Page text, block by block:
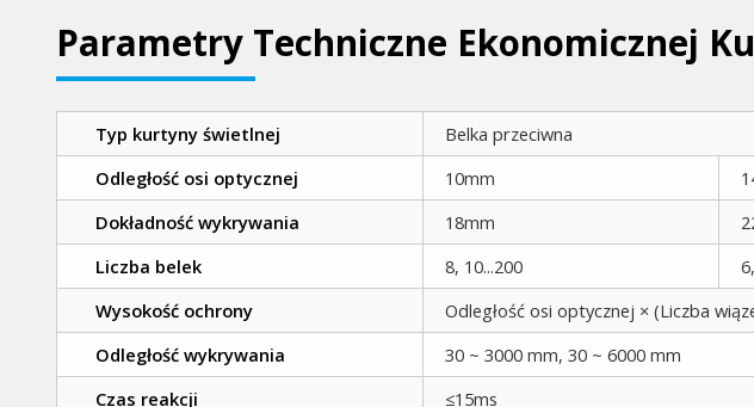
Parametry Techniczne Ekonomicznej
Typ kurtyny świetlnej
Belka przeciwna
Odległość osi optycznej
10mm
Dokładność wykrywania
18mm
Liczba belek
8, 10...200
Wysokość ochrony
Odległość osi optycznej × (Liczba
Odległość wykrywania
30 ~ 3000 mm, 30 ~ 6000 mm
Czas reakcji
≤15ms